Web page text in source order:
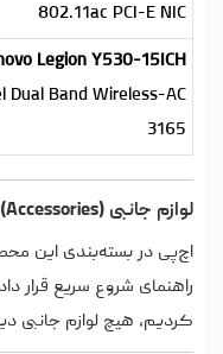
802.11ac PCI-E NIC
Legion Y530-15ICH
Dual Band Wireless-AC
3165
لوازم جانبی (Accessories)
اچ‌پی در بسته‌بندی این
راهنمای شروع سریع قرار
کردیم، هیچ لوازم جانبی